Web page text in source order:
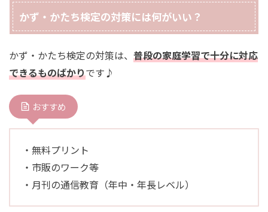
かず・かたち検定の対策には何がいい？
かず・かたち検定の対策は、 普段の家庭学習で十分に対応
できるものばかりです♪
おすすめ
・無料プリント
・市販のワーク等
・月刊の通信教育（年中・年長レベル）